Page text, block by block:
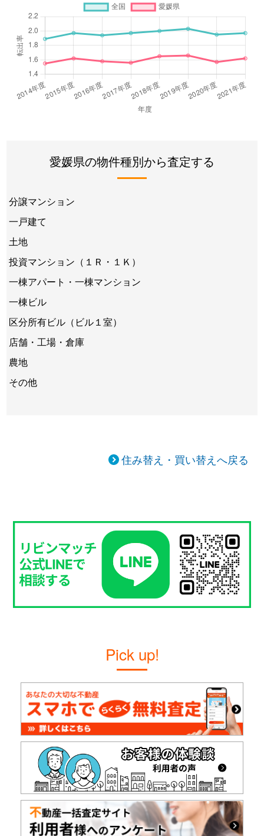
愛媛県の物件種別から査定する
分譲マンション
一戸建て
土地
投資マンション（１Ｒ・１Ｋ）
一棟アパート・一棟マンション
一棟ビル
区分所有ビル（ビル１室）
店舗・工場・倉庫
農地
その他
住み替え・買い替えへ戻る
Pick up!